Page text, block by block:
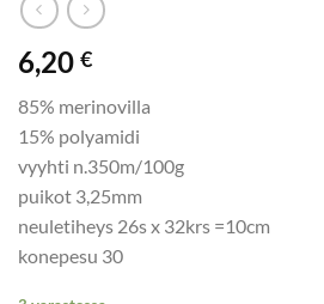
6,20 €
85% merinovilla
15% polyamidi
vyyhti n.350m/100g
puikot 3,25mm
neuletiheys 26s x 32krs =10cm
konepesu 30